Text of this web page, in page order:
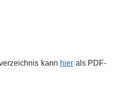
kann hier als PDF-